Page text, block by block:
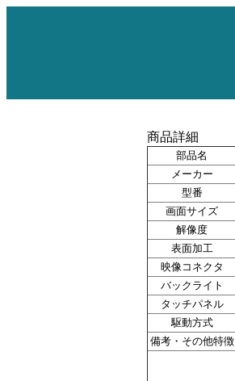
商品詳細
部品名
メーカー
型番
画面サイズ
解像度
表面加工
映像コネクタ
バックライト
タッチパネル
駆動方式
備考・その他特徴